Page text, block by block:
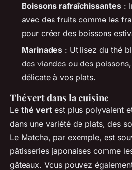
Boissons rafraîchissantes :
avec des fruits comme les
pour créer des boissons
Marinades : Utilisez du thé
des viandes ou des
délicate à vos plats.
Thé vert dans la cuisine
Le thé vert est plus polyvalent
dans une variété de plats, des
Le Matcha, par exemple, est
pâtisseries japonaises comme
gâteaux. Vous pouvez